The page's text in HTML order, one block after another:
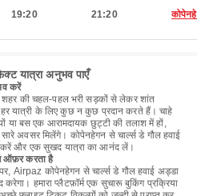
19:20 21:20
यात्रा अनुभव पाएँ
करें
शहर की चहल-पहल भरी सड़कों से लेकर शांत
यात्री के लिए कुछ न कुछ प्रदान करते हैं। चाहे
या बस एक आरामदायक छुट्टी की तलाश में हों,
अवसर मिलेंगे। कोपेनहेगन से चार्ल्स डे गौल हवाई
और एक सुखद यात्रा का आनंद लें।
ऑफ़र करता है
Airpaz कोपेनहेगन से चार्ल्स डे गौल हवाई अड्डा
हमारा प्लैटफ़ॉर्म एक सुचारू बुकिंग प्रक्रिया